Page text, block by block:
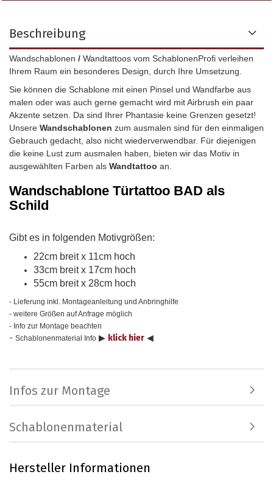
Beschreibung
Wandschablonen / Wandtattoos vom SchablonenProfi verleihen
Ihrem Raum ein besonderes Design, durch Ihre Umsetzung.
Sie können die Schablone mit einen Pinsel und Wandfarbe aus
malen oder was auch gerne gemacht wird mit Airbrush ein paar
Akzente setzen. Da sind Ihrer Phantasie keine Grenzen gesetzt!
Unsere Wandschablonen zum ausmalen sind für den einmaligen
Gebrauch gedacht, also nicht wiederverwendbar. Für diejenigen
die keine Lust zum ausmalen haben, bieten wir das Motiv in
ausgewählten Farben als Wandtattoo an.
Wandschablone Türtattoo BAD als
Schild
Gibt es in folgenden Motivgrößen:
22cm breit x 11cm hoch
33cm breit x 17cm hoch
55cm breit x 28cm hoch
- Lieferung inkl. Montageanleitung und Anbringhilfe
- weitere Größen auf Anfrage möglich
- Info zur Montage beachten
- Schablonenmaterial Info ▶ klick hier ◀
Infos zur Montage
Schablonenmaterial
Hersteller Informationen